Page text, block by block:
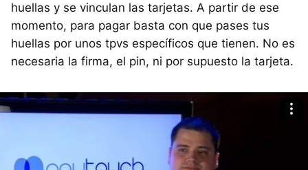
huellas y se vinculan las tarjetas. A partir de ese
momento, para pagar basta con que pases tus
huellas por unos tpvs específicos que tienen. No es
necesaria la firma, el pin, ni por supuesto la tarjeta.